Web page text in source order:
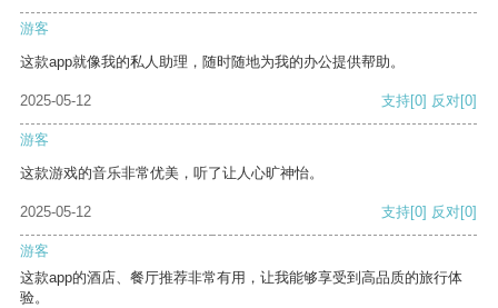
游客
这款app就像我的私人助理，随时随地为我的办公提供帮助。
2025-05-12 支持[0] 反对[0]
游客
这款游戏的音乐非常优美，听了让人心旷神怡。
2025-05-12 支持[0] 反对[0]
游客
这款app的酒店、餐厅推荐非常有用，让我能够享受到高品质的旅行体
验。